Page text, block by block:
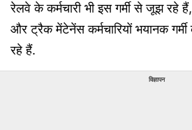
रेलवे के कर्मचारी भी इस गर्मी से जूझ रहे
और ट्रैक मेंटेनेंस कर्मचारियों भयानक
रहे हैं.
विज्ञापन